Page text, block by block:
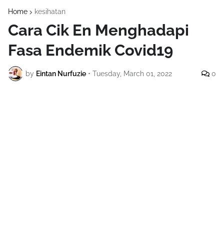
Home kesihatan
Cara Cik En Menghadapi
Fasa Endemik Covid19
by Eintan Nurfuzie • Tuesday, March 01, 2022 0